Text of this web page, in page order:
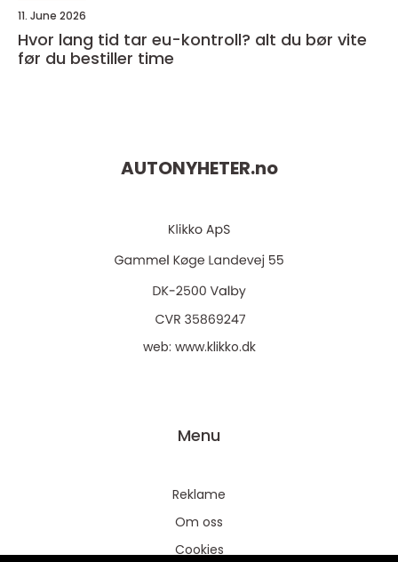
11. June 2026
Hvor lang tid tar eu-kontroll? alt du bør vite
før du bestiller time
AUTONYHETER.no
web: www.klikko.dk
Menu
Reklame
Om oss
Cookies